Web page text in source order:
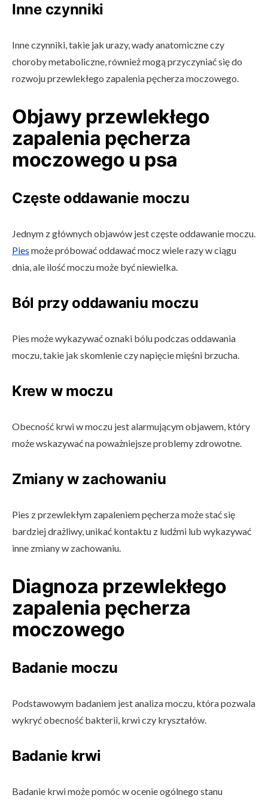
Inne czynniki
Inne czynniki, takie jak urazy, wady anatomiczne czy
choroby metaboliczne, również mogą przyczyniać się do
rozwoju przewlekłego zapalenia pęcherza moczowego.
Objawy przewlekłego
zapalenia pęcherza
moczowego u psa
Częste oddawanie moczu
Jednym z głównych objawów jest częste oddawanie moczu.
Pies może próbować oddawać mocz wiele razy w ciągu
dnia, ale ilość moczu może być niewielka.
Ból przy oddawaniu moczu
Pies może wykazywać oznaki bólu podczas oddawania
moczu, takie jak skomlenie czy napięcie mięśni brzucha.
Krew w moczu
Obecność krwi w moczu jest alarmującym objawem, który
może wskazywać na poważniejsze problemy zdrowotne.
Zmiany w zachowaniu
Pies z przewlekłym zapaleniem pęcherza może stać się
bardziej drażliwy, unikać kontaktu z ludźmi lub wykazywać
inne zmiany w zachowaniu.
Diagnoza przewlekłego
zapalenia pęcherza
moczowego
Badanie moczu
Podstawowym badaniem jest analiza moczu, która pozwala
wykryć obecność bakterii, krwi czy kryształów.
Badanie krwi
Badanie krwi może pomóc w ocenie ogólnego stanu